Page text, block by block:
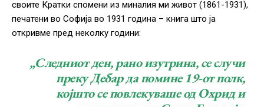
своите Кратки спомени из миналия ми живот (1861­-1931),
печатени во Софија во 1931 година – книга што ја
откривме пред неколку години:
„Следниот ден, рано изутрина, се случи
преку Дебар да помине 19-от полк,
којшто се повлекуваше од Охрид и